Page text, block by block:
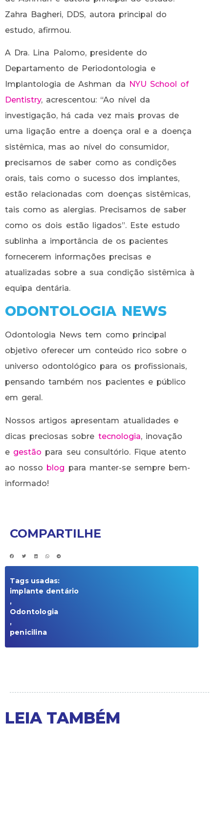
Zahra Bagheri, DDS, autora principal do
estudo, afirmou.
A Dra. Lina Palomo, presidente do
Departamento de Periodontologia e
Implantologia de Ashman da NYU School of
Dentistry, acrescentou: “Ao nível da
investigação, há cada vez mais provas de
uma ligação entre a doença oral e a doença
sistêmica, mas ao nível do consumidor,
precisamos de saber como as condições
orais, tais como o sucesso dos implantes,
estão relacionadas com doenças sistêmicas,
tais como as alergias. Precisamos de saber
como os dois estão ligados”. Este estudo
sublinha a importância de os pacientes
fornecerem informações precisas e
atualizadas sobre a sua condição sistêmica à
equipa dentária.
ODONTOLOGIA NEWS
Odontologia News tem como principal
objetivo oferecer um conteúdo rico sobre o
universo odontológico para os profissionais,
pensando também nos pacientes e público
em geral.
Nossos artigos apresentam atualidades e
dicas preciosas sobre tecnologia, inovação
e gestão para seu consultório. Fique atento
ao nosso blog para manter-se sempre bem-
informado!
COMPARTILHE
Tags usadas:
implante dentário
,
Odontologia
,
penicilina
LEIA TAMBÉM